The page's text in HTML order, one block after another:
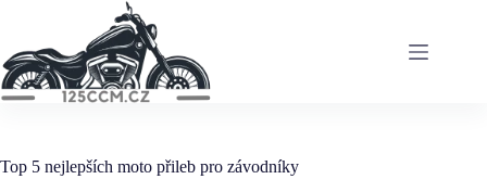
content
Top 5 nejlepších moto přileb pro závodníky